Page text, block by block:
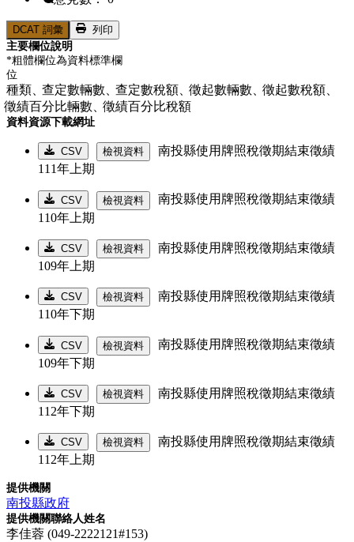
DCAT 詞彙
列印
主要欄位說明
*粗體欄位為資料標準欄
位
種類、查定數輛數、查定數稅額、徵起數輛數、徵起數稅額、
徵績百分比輛數、徵績百分比稅額
資料資源下載網址
CSV 檢視資料
南投縣使用牌照稅徵期結束徵績
111年上期
CSV 檢視資料
南投縣使用牌照稅徵期結束徵績
110年上期
CSV 檢視資料
南投縣使用牌照稅徵期結束徵績
109年上期
CSV 檢視資料
南投縣使用牌照稅徵期結束徵績
110年下期
CSV 檢視資料
南投縣使用牌照稅徵期結束徵績
109年下期
CSV 檢視資料
南投縣使用牌照稅徵期結束徵績
112年下期
CSV 檢視資料
南投縣使用牌照稅徵期結束徵績
112年上期
提供機關
南投縣政府
提供機關聯絡人姓名
李佳蓉 (049-2222121#153)